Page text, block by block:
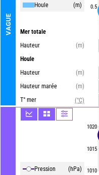
VAGUE
Houle
(m)
Mer totale
Hauteur
(m)
Houle
Hauteur
(m)
Hauteur marée
(m)
T° mer
(°C)
Pression (hPa)
0.5
1020
1015
1010